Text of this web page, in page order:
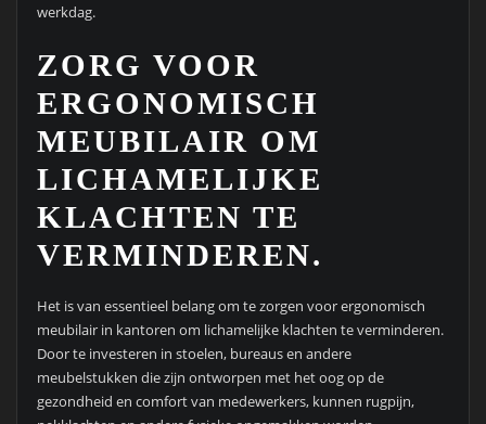
werkdag.
ZORG VOOR
ERGONOMISCH
MEUBILAIR OM
LICHAMELIJKE
KLACHTEN TE
VERMINDEREN.
Het is van essentieel belang om te zorgen voor ergonomisch
meubilair in kantoren om lichamelijke klachten te verminderen.
Door te investeren in stoelen, bureaus en andere
meubelstukken die zijn ontworpen met het oog op de
gezondheid en comfort van medewerkers, kunnen rugpijn,